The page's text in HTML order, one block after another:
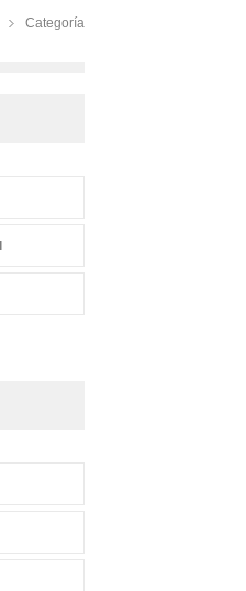
Categoría